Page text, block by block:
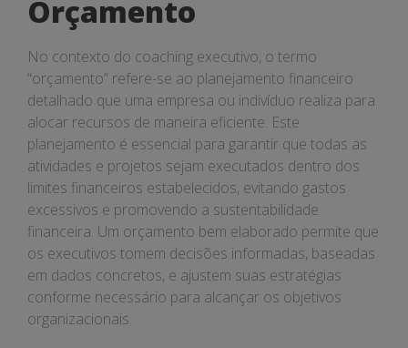
Orçamento
No contexto do coaching executivo, o termo
“orçamento” refere-se ao planejamento financeiro
detalhado que uma empresa ou indivíduo realiza para
alocar recursos de maneira eficiente. Este
planejamento é essencial para garantir que todas as
atividades e projetos sejam executados dentro dos
limites financeiros estabelecidos, evitando gastos
excessivos e promovendo a sustentabilidade
financeira. Um orçamento bem elaborado permite que
os executivos tomem decisões informadas, baseadas
em dados concretos, e ajustem suas estratégias
conforme necessário para alcançar os objetivos
organizacionais.